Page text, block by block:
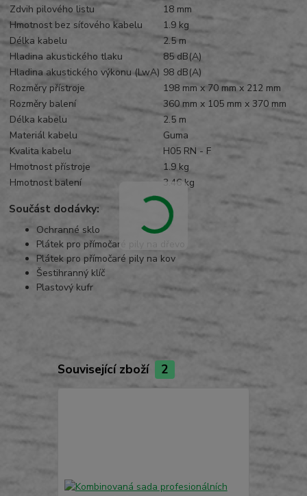
Zdvih pilového listu
18 mm
Hmotnost bez síťového kabelu
1.9 kg
Délka kabelu
2.5 m
Hladina akustického tlaku
85 dB(A)
Hladina akustického výkonu (LwA) 98 dB(A)
Rozměry přístroje
198 mm x 70 mm x 212 mm
Rozměry balení
360 mm x 105 mm x 370 mm
Délka kabelu
2.5 m
Materiál kabelu
Guma
Kvalita kabelu
H05 RN - F
Hmotnost přístroje
1.9 kg
Hmotnost balení
3.46 kg
Součást dodávky:
Ochranné sklo
Plátek pro přímočaré pily na dřevo
Plátek pro přímočaré pily na kov
Šestihranný klíč
Plastový kufr
Související zboží 2